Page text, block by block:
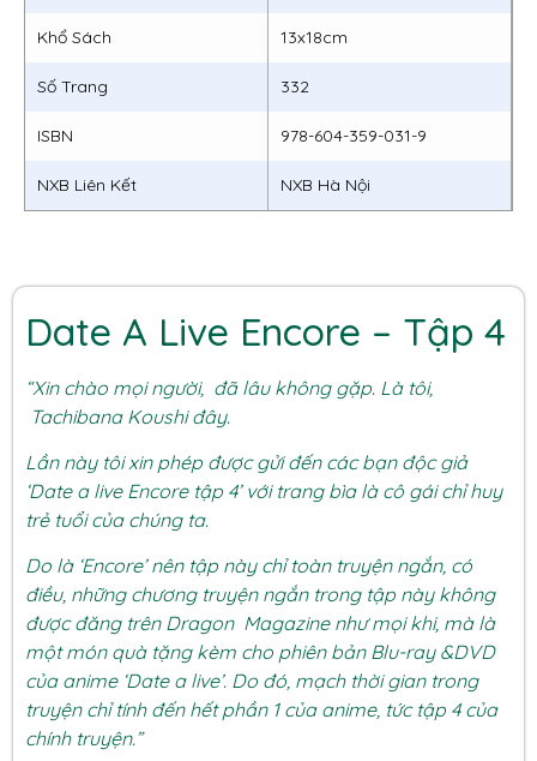
Khổ Sách 13x18cm
Số Trang 332
ISBN 978-604-359-031-9
NXB Liên Kết NXB Hà Nội
Date A Live Encore – Tập 4
“Xin chào mọi người, đã lâu không gặp. Là tôi,
Tachibana Koushi đây.
Lần này tôi xin phép được gửi đến các bạn độc giả
‘Date a live Encore tập 4’ với trang bìa là cô gái chỉ huy
trẻ tuổi của chúng ta.
Do là ‘Encore’ nên tập này chỉ toàn truyện ngắn, có
điều, những chương truyện ngắn trong tập này không
được đăng trên Dragon Magazine như mọi khi, mà là
một món quà tặng kèm cho phiên bản Blu-ray &DVD
của anime ‘Date a live’. Do đó, mạch thời gian trong
truyện chỉ tính đến hết phần 1 của anime, tức tập 4 của
chính truyện.”